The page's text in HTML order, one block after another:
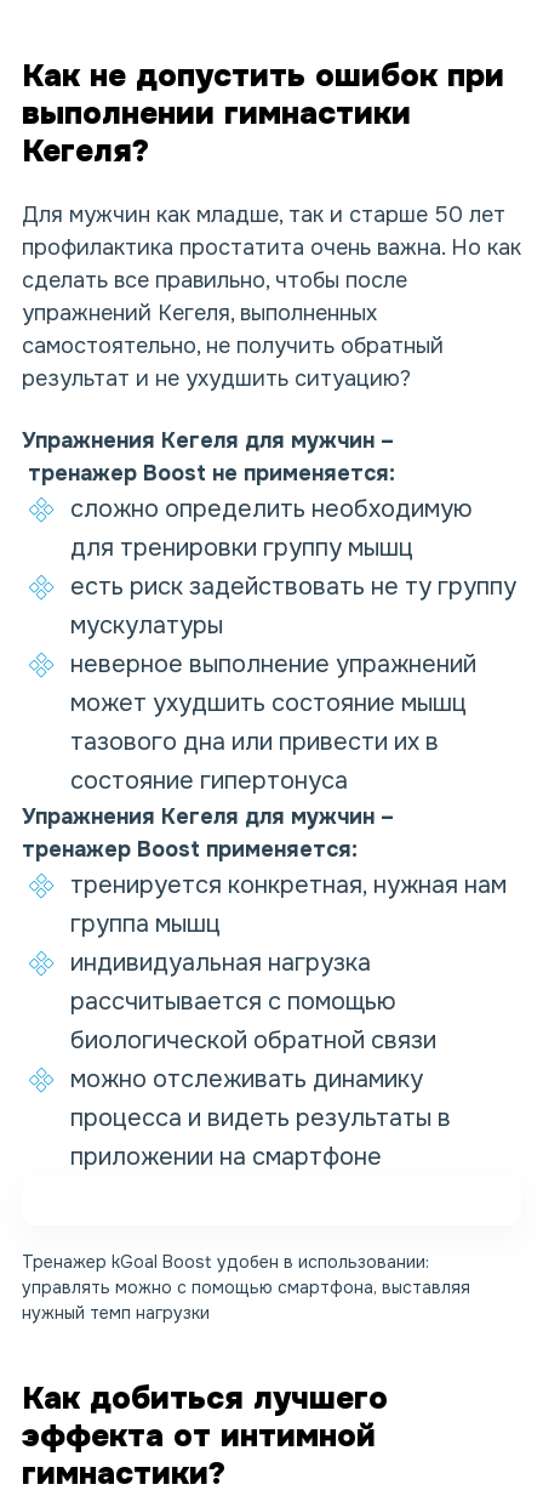
Как не допустить ошибок при
выполнении гимнастики
Кегеля?
Для мужчин как младше, так и старше 50 лет
профилактика простатита очень важна. Но как
сделать все правильно, чтобы после
упражнений Кегеля, выполненных
самостоятельно, не получить обратный
результат и не ухудшить ситуацию?
Упражнения Кегеля для мужчин –
тренажер Boost не применяется:
сложно определить необходимую
для тренировки группу мышц
есть риск задействовать не ту группу
мускулатуры
неверное выполнение упражнений
может ухудшить состояние мышц
тазового дна или привести их в
состояние гипертонуса
Упражнения Кегеля для мужчин –
тренажер Boost применяется:
тренируется конкретная, нужная нам
группа мышц
индивидуальная нагрузка
рассчитывается с помощью
биологической обратной связи
можно отслеживать динамику
процесса и видеть результаты в
приложении на смартфоне
Тренажер kGoal Boost удобен в использовании:
управлять можно с помощью смартфона, выставляя
нужный темп нагрузки
Как добиться лучшего
эффекта от интимной
гимнастики?